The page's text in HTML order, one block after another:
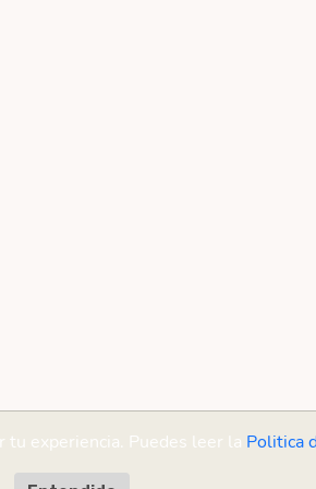
tu experiencia. Puedes leer la Politica